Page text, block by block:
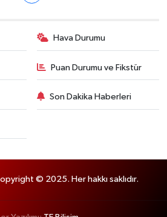
Hava Durumu
Puan Durumu ve Fikstür
Son Dakika Haberleri
© 2025. Her hakkı saklıdır.